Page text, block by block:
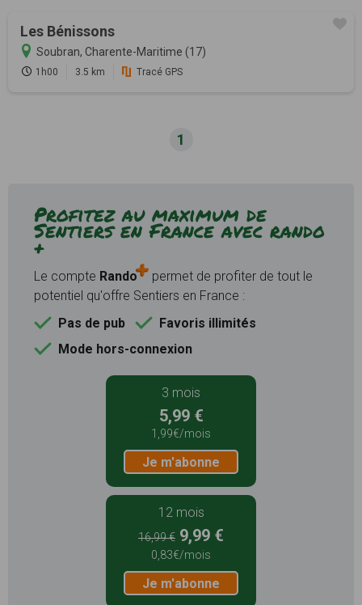
Les Bénissons
Soubran, Charente-Maritime (17)
1h00 3.5 km Tracé GPS
1
Profitez au maximum de
Sentiers en France avec rando
+
Le compte Rando
permet de profiter de tout le
potentiel qu'offre Sentiers en France :
Pas de pub
Favoris illimités
Mode hors-connexion
3 mois
5,99 €
1,99€/mois
Je m'abonne
12 mois
16,99 € 9,99 €
0,83€/mois
Je m'abonne